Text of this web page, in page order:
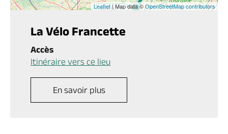
Leaflet| Map data ©OpenStreetMap contributors
La Vélo Francette
Accès
Itinéraire vers ce lieu
En savoir plus